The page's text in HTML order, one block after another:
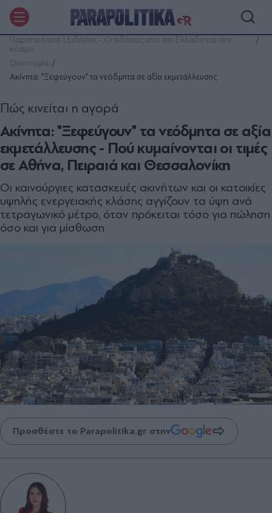
Παραπολιτικά | Ειδήσεις - Οι ειδήσεις από την Ελλάδα και τον
κόσμο
Οικονομία
Ακίνητα: "Ξεφεύγουν" τα νεόδμητα σε αξία εκμετάλλευσης
Ακίνητα: "Ξεφεύγουν" τα νεόδμητα σε αξία
εκμετάλλευσης - Πού κυμαίνονται οι τιμές
σε Αθήνα, Πειραιά και Θεσσαλονίκη
Πώς κινείται η αγορά
Οι καινούργιες κατασκευές ακινήτων και οι κατοικίες
υψηλής ενεργειακής κλάσης αγγίζουν τα ύψη ανά
τετραγωνικό μέτρο, όταν πρόκειται τόσο για πώληση
όσο και για μίσθωση
Προσθέστε το Parapolitika.gr στην